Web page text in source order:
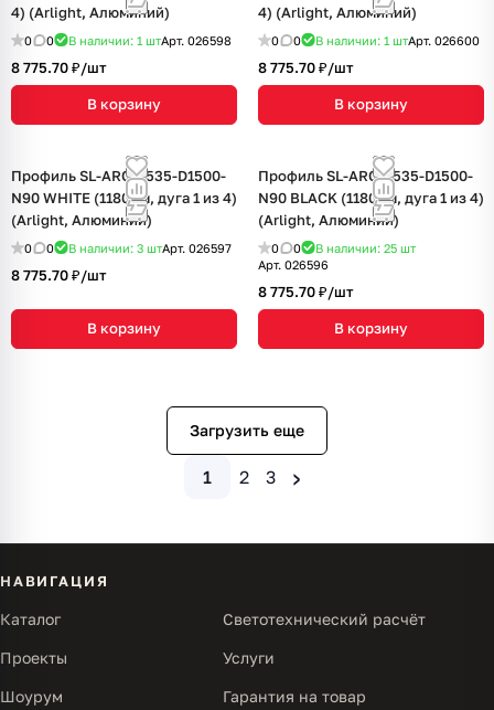
4) (Arlight, Алюминий)
0 0 В наличии: 1 штАрт. 026598
8 775.70 ₽/шт
В корзину
4) (Arlight, Алюминий)
0 0 В наличии: 1 штАрт. 026600
8 775.70 ₽/шт
В корзину
Профиль SL-ARC-3535-D1500-
N90 WHITE (1180мм, дуга 1 из 4)
(Arlight, Алюминий)
0 0 В наличии: 3 штАрт. 026597
8 775.70 ₽/шт
В корзину
Профиль SL-ARC-3535-D1500-
N90 BLACK (1180мм, дуга 1 из 4)
(Arlight, Алюминий)
0 0 В наличии: 25 шт
Арт. 026596
8 775.70 ₽/шт
В корзину
Загрузить еще
1 2 3 ›
НАВИГАЦИЯ
Каталог Светотехнический расчёт
Проекты Услуги
Шоурум Гарантия на товар